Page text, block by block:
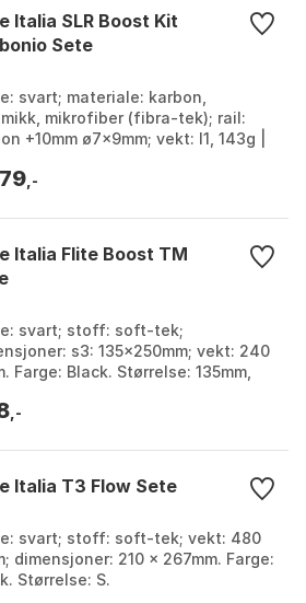
Italia SLR Boost Kit
Sete
svart; materiale: karbon,
mikrofiber (fibra-tek); rail:
+10mm ø7x9mm; vekt: l1, 143g |
...,-
Italia Flite Boost TM
svart; stoff: soft-tek;
s3: 135x250mm; vekt: 240
Farge: Black. Størrelse: 135mm,
,-
Italia T3 Flow Sete
svart; stoff: soft-tek; vekt: 480
dimensjoner: 210 x 267mm. Farge:
Størrelse: S.